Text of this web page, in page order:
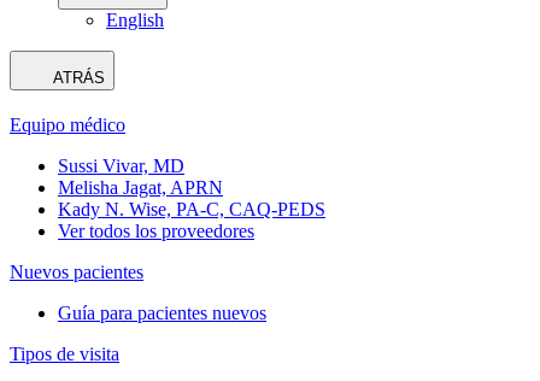
English
ATRÁS
Equipo médico
Sussi Vivar, MD
Melisha Jagat, APRN
Kady N. Wise, PA-C, CAQ-PEDS
Ver todos los proveedores
Nuevos pacientes
Guía para pacientes nuevos
Tipos de visita